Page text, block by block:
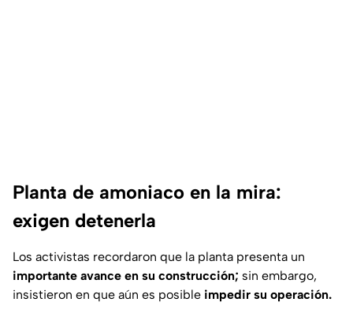
Planta de amoniaco en la mira:
exigen detenerla
Los activistas recordaron que la planta presenta un
importante avance en su construcción; sin embargo,
insistieron en que aún es posible impedir su operación.